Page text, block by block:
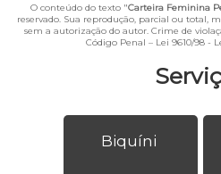
Biquíni
O conteúdo do texto "Carteira Feminina
reservado. Sua reprodução, parcial ou total,
sem a autorização do autor. Crime de
Código Penal – Lei 9610/98 -